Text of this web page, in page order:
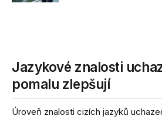
Jazykové znalosti
pomalu zlepšují
Úroveň znalosti cizích jazyků